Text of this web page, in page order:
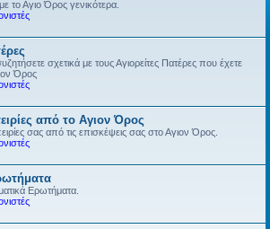
το Αγιο Όρος γενικότερα.
σχετικά με τους Αγιορείτες Πατέρες που έχετε
Όρος
από το Αγιον Όρος
σας από τις επισκέψεις σας στο Αγιον Όρος.
Ερωτήματα.